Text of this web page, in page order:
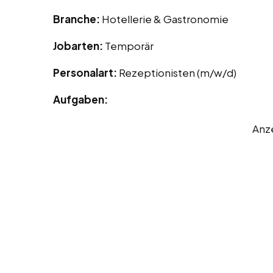
Branche: Hotellerie & Gastronomie
Jobarten: Temporär
Personalart: Rezeptionisten (m/w/d)
Aufgaben: